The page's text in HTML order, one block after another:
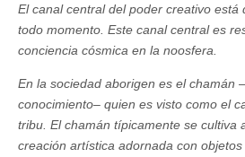
El canal central del poder creativo está
todo momento. Este canal central es
conciencia cósmica en la noosfera.
En la sociedad aborigen es el chamán
conocimiento– quien es visto como el
tribu. El chamán típicamente se cultiva
creación artística adornada con